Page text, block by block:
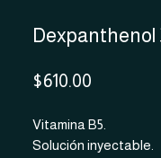
Dexpanthenol
$610.00
Vitamina B5.
Solución inyectable.